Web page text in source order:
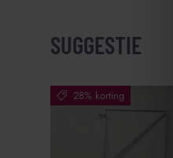
SUGGESTIE
28% korting